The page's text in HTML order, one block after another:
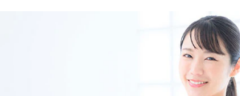
（休憩60分）
月給35万